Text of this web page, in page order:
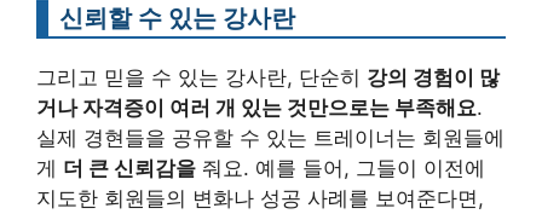
신뢰할 수 있는 강사란
그리고 믿을 수 있는 강사란, 단순히 강의 경험이 많
거나 자격증이 여러 개 있는 것만으로는 부족해요.
실제 경현들을 공유할 수 있는 트레이너는 회원들에
게 더 큰 신뢰감을 줘요. 예를 들어, 그들이 이전에
지도한 회원들의 변화나 성공 사례를 보여준다면,